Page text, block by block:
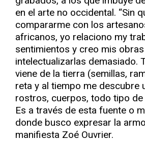
en el arte no occidental. “Sin
compararme con los
africanos, yo relaciono my
sentimientos y creo mis
intelectualizarlas demasiado.
viene de la tierra (semillas,
reta y al tiempo me descubre
rostros, cuerpos, todo tipo
Es a través de esta fuente o
donde busco expresar la
manifiesta Zoé Ouvrier.